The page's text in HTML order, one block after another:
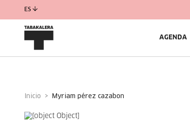
ES
AGENDA
Inicio myriam pérez cazabon